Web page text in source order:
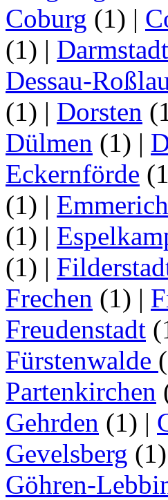
Coburg (1) |
(1) | Darmstadt
Dessau-
(1) | Dorsten
Dülmen (1) |
Eckernförde
(1) |
(1) |
(1) |
Frechen (1) |
Freudenstadt
Fürstenwalde
Partenkirchen
Gehrden (1) |
Gevelsberg (1)
Göhren-